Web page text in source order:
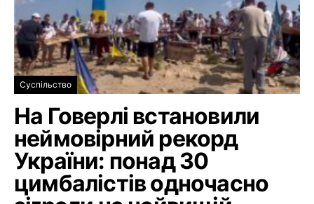
Суспільство
На Говерлі встановили
неймовірний рекорд
України: понад 30
цимбалістів одночасно